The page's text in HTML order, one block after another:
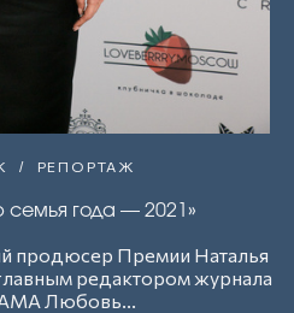
РЕПОРТАЖ
семья года — 2021»
продюсер Премии Наталья
редактором журнала
Любовь...